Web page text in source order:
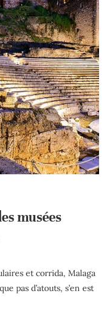
musées
et corrida, Malaga
pas d’atouts, s’en est